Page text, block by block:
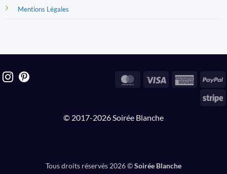
Mentions Légales
© 2017-2026 Soirée Blanche
MasterCard
Visa
American
Tous droits réservés 2026 ©Soirée Blanche